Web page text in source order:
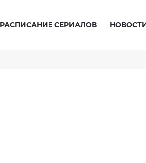
РАСПИСАНИЕ СЕРИАЛОВ